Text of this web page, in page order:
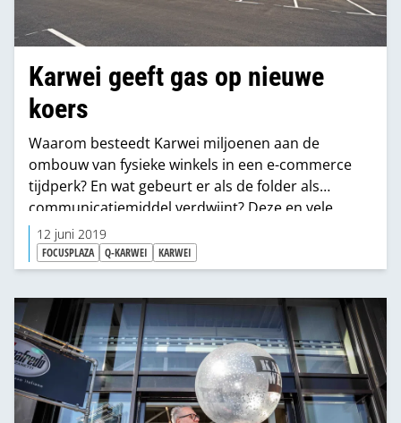
Karwei geeft gas op nieuwe
koers
Waarom besteedt Karwei miljoenen aan de
ombouw van fysieke winkels in een e-commerce
tijdperk? En wat gebeurt er als de folder als
communicatiemiddel verdwijnt? Deze en vele
andere vragen werden besproken tijdens de
Focusplaza formulefocus met Karwei. Niet alleen
theorie, maar ook uiterst praktisch, omdat de
deelnemers de customer journey live ervaren.
Samen een inkoopklus klaren en dan de
ervaringen delen. Dat is echt met de ‘poten in de
klei’. Super leerzaam met echte eyeopeners voor
Karwei en de aanwezige leveranciers.
12 juni 2019
FOCUSPLAZA Q-KARWEI KARWEI